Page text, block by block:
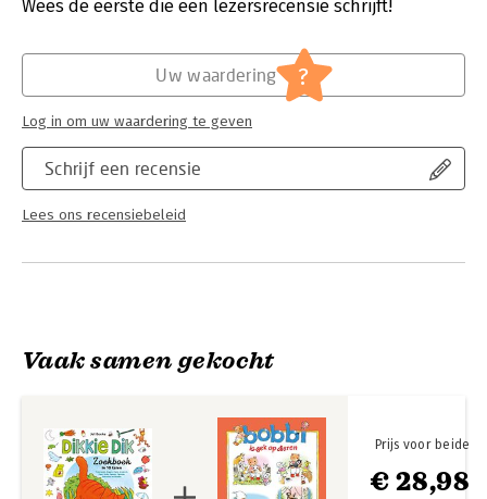
Dikkie Dik
Wees de eerste die een lezersrecensie schrijft!
Schrijf een recensie
Lees ons recensiebeleid
Uw waardering ?
Log in om uw waardering te geven
Vaak samen gekocht
€ 28,98
Prijs voor beide